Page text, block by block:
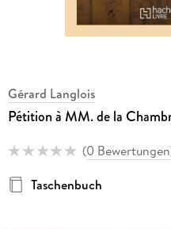
Gérard Langlois
Pétition à MM. de la
(0 Bewertungen
Taschenbuch